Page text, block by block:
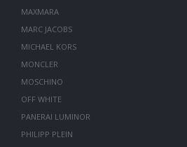
MAXMARA
MARC JACOBS
MICHAEL KORS
MONCLER
MOSCHINO
OFF WHITE
PANERAI LUMINOR
PHILIPP PLEIN